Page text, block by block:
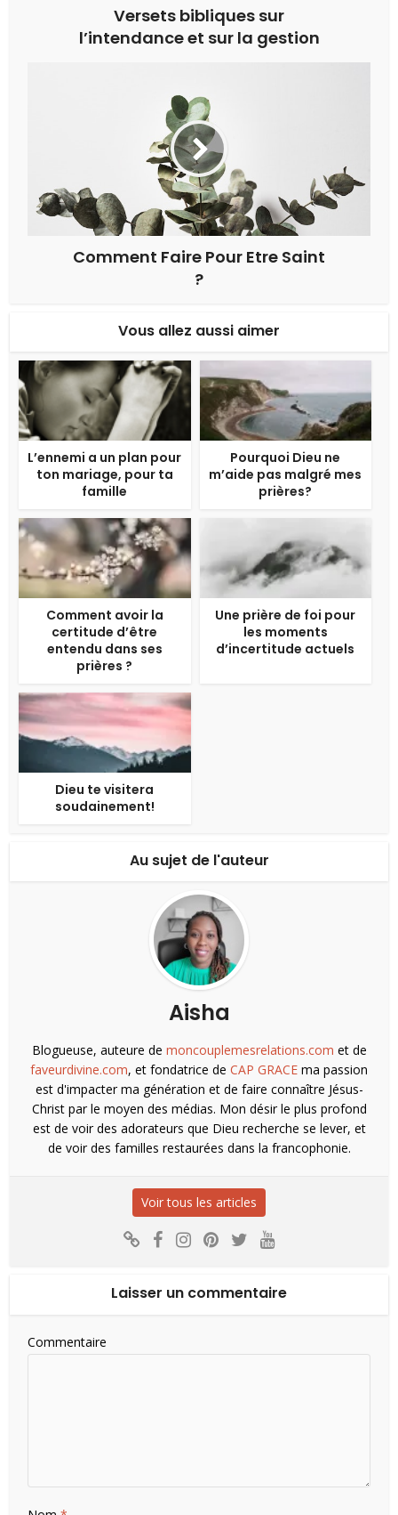
Versets bibliques sur
l’intendance et sur la gestion
Comment Faire Pour Etre Saint
?
Vous allez aussi aimer
L’ennemi a un plan pour
ton mariage, pour ta
famille
Pourquoi Dieu ne
m’aide pas malgré mes
prières?
Comment avoir la
certitude d’être
entendu dans ses
prières ?
Une prière de foi pour
les moments
d’incertitude actuels
Dieu te visitera
soudainement!
Au sujet de l'auteur
Aisha
Blogueuse, auteure de moncouplemesrelations.com et de
faveurdivine.com, et fondatrice de CAP GRACE ma passion
est d'impacter ma génération et de faire connaître Jésus-
Christ par le moyen des médias. Mon désir le plus profond
est de voir des adorateurs que Dieu recherche se lever, et
de voir des familles restaurées dans la francophonie.
Voir tous les articles
Laisser un commentaire
Commentaire